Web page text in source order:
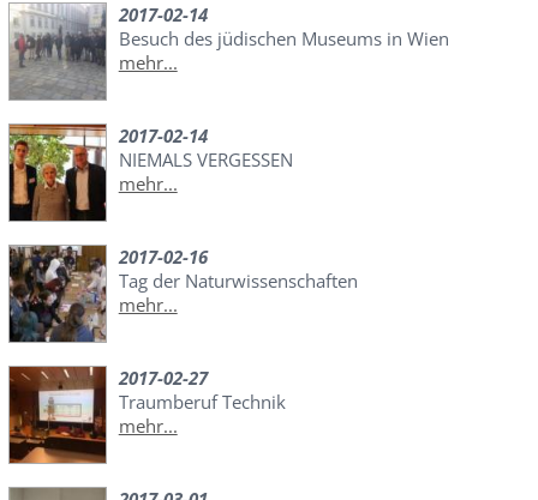
2017-02-14
Besuch des jüdischen Museums in Wien
mehr...
2017-02-14
NIEMALS VERGESSEN
mehr...
2017-02-16
Tag der Naturwissenschaften
mehr...
2017-02-27
Traumberuf Technik
mehr...